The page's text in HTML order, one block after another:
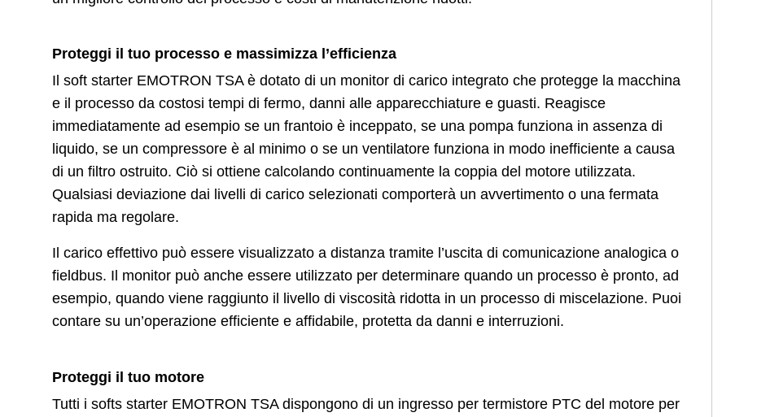
Proteggi il tuo processo e massimizza l’efficienza
Il soft starter EMOTRON TSA è dotato di un monitor di carico integrato che protegge la macchina
e il processo da costosi tempi di fermo, danni alle apparecchiature e guasti. Reagisce
immediatamente ad esempio se un frantoio è inceppato, se una pompa funziona in assenza di
liquido, se un compressore è al minimo o se un ventilatore funziona in modo inefficiente a causa
di un filtro ostruito. Ciò si ottiene calcolando continuamente la coppia del motore utilizzata.
Qualsiasi deviazione dai livelli di carico selezionati comporterà un avvertimento o una fermata
rapida ma regolare.
Il carico effettivo può essere visualizzato a distanza tramite l’uscita di comunicazione analogica o
fieldbus. Il monitor può anche essere utilizzato per determinare quando un processo è pronto, ad
esempio, quando viene raggiunto il livello di viscosità ridotta in un processo di miscelazione. Puoi
contare su un’operazione efficiente e affidabile, protetta da danni e interruzioni.
Proteggi il tuo motore
Tutti i softs starter EMOTRON TSA dispongono di un ingresso per termistore PTC del motore per